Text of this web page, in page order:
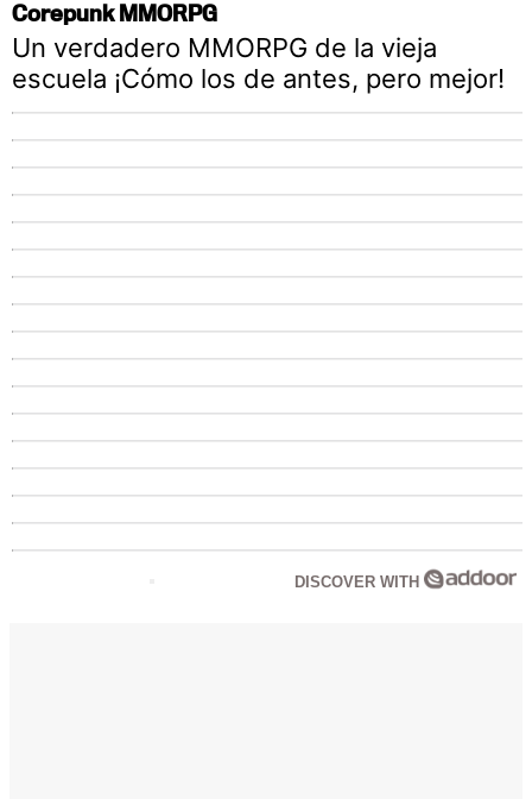
Corepunk MMORPG
Un verdadero MMORPG de la vieja
escuela ¡Cómo los de antes, pero mejor!
DISCOVER WITH